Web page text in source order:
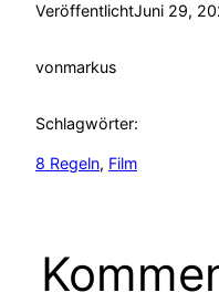
VeröffentlichtJuni 29,
vonmarkus
Schlagwörter:
8 Regeln, Film